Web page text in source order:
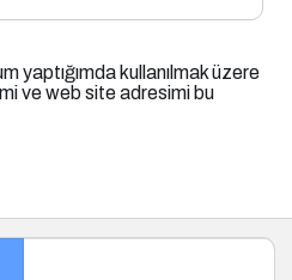
yaptığımda kullanılmak üzere
ve web site adresimi bu